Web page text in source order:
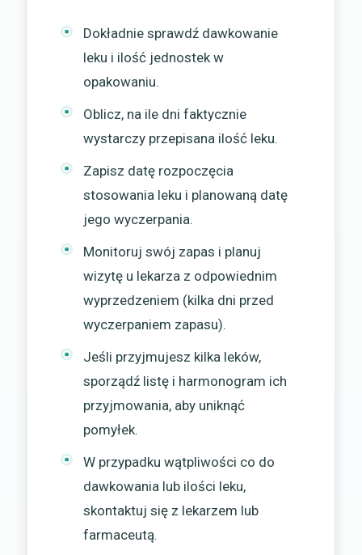
Dokładnie sprawdź dawkowanie
leku i ilość jednostek w
opakowaniu.
Oblicz, na ile dni faktycznie
wystarczy przepisana ilość leku.
Zapisz datę rozpoczęcia
stosowania leku i planowaną datę
jego wyczerpania.
Monitoruj swój zapas i planuj
wizytę u lekarza z odpowiednim
wyprzedzeniem (kilka dni przed
wyczerpaniem zapasu).
Jeśli przyjmujesz kilka leków,
sporządź listę i harmonogram ich
przyjmowania, aby uniknąć
pomyłek.
W przypadku wątpliwości co do
dawkowania lub ilości leku,
skontaktuj się z lekarzem lub
farmaceutą.